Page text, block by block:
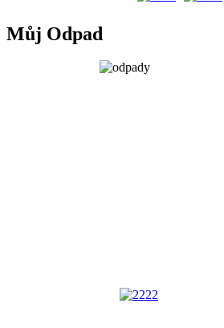
Můj Odpad